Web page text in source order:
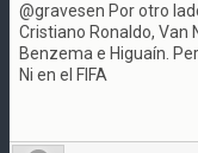
@gravesen Por otro
Cristiano Ronaldo, Van
Benzema e Higuaín.
Ni en el FIFA